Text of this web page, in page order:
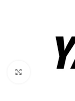
Click to